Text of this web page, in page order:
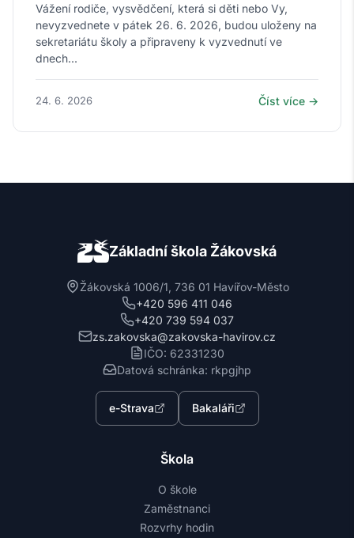
Vážení rodiče, vysvědčení, která si děti nebo Vy,
nevyzvednete v pátek 26. 6. 2026, budou uloženy na
sekretariátu školy a připraveny k vyzvednutí ve
dnech...
24. 6. 2026 Číst více →
Základní škola Žákovská
Žákovská 1006/1, 736 01 Havířov-Město
+420 596 411 046
+420 739 594 037
zs.zakovska@zakovska-havirov.cz
IČO: 62331230
Datová schránka: rkpgjhp
e-Strava Bakaláři
Škola
O škole
Zaměstnanci
Rozvrhy hodin